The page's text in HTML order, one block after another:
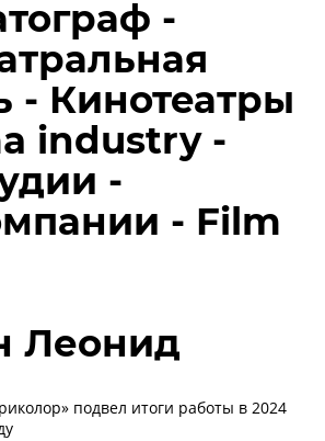
-
- Кинотеатры
industry -
-
- Film
Леонид
подвел итоги работы в 2024